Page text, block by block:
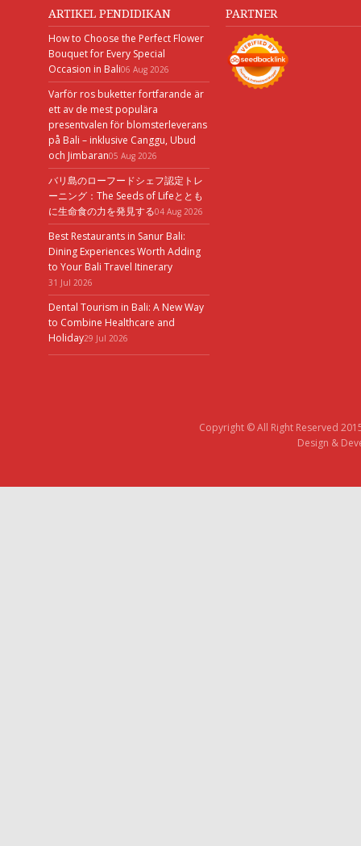
ARTIKEL PENDIDIKAN
How to Choose the Perfect Flower
Bouquet for Every Special
Occasion in Bali06 Aug 2026
Varför ros buketter fortfarande är
ett av de mest populära
presentvalen för blomsterleverans
på Bali – inklusive Canggu, Ubud
och Jimbaran05 Aug 2026
バリ島のローフードシェフ認定トレ
ーニング：The Seeds of Lifeととも
に生命食の力を発見する04 Aug 2026
Best Restaurants in Sanur Bali:
Dining Experiences Worth Adding
to Your Bali Travel Itinerary
31 Jul 2026
Dental Tourism in Bali: A New Way
to Combine Healthcare and
Holiday29 Jul 2026
PARTNER
Copyright © All Right Reserved
Design &